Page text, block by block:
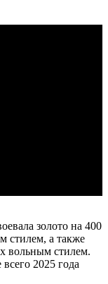
золото на 400
стилем, а также
вольным стилем.
2025 года